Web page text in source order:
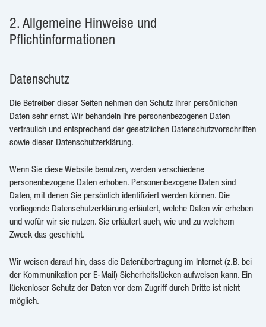
2. Allgemeine Hinweise und
Pflichtinformationen
Datenschutz
Die Betreiber dieser Seiten nehmen den Schutz Ihrer persönlichen
Daten sehr ernst. Wir behandeln Ihre personenbezogenen Daten
vertraulich und entsprechend der gesetzlichen Datenschutzvorschriften
sowie dieser Datenschutzerklärung.
Wenn Sie diese Website benutzen, werden verschiedene
personenbezogene Daten erhoben. Personenbezogene Daten sind
Daten, mit denen Sie persönlich identifiziert werden können. Die
vorliegende Datenschutzerklärung erläutert, welche Daten wir erheben
und wofür wir sie nutzen. Sie erläutert auch, wie und zu welchem
Zweck das geschieht.
Wir weisen darauf hin, dass die Datenübertragung im Internet (z.B. bei
der Kommunikation per E-Mail) Sicherheitslücken aufweisen kann. Ein
lückenloser Schutz der Daten vor dem Zugriff durch Dritte ist nicht
möglich.